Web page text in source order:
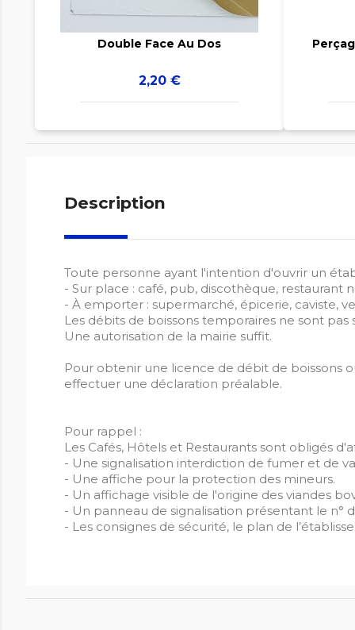
Double Face Au Dos
Prix
2,20 €
Description
Toute personne ayant l'intention d'ouvrir un
- Sur place : café, pub, discothèque, restaurant
- À emporter : supermarché, épicerie, caviste,
Les débits de boissons temporaires ne sont pas
Une autorisation de la mairie suffit.
Pour obtenir une licence de débit de boissons
effectuer une déclaration préalable.
Pour rappel :
Les Cafés, Hôtels et Restaurants sont obligés
- Une signalisation interdiction de fumer et de
- Une affiche pour la protection des mineurs.
- Un affichage visible de l'origine des viandes
- Un panneau de signalisation présentant le n°
- Les consignes de sécurité, le plan de